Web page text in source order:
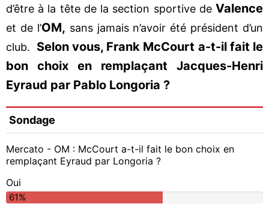
d’être à la tête de la section sportive de Valence
et de l’OM, sans jamais n’avoir été président d’un
club. Selon vous, Frank McCourt a-t-il fait le
bon choix en remplaçant Jacques-Henri
Eyraud par Pablo Longoria ?
Sondage
Mercato - OM : McCourt a-t-il fait le bon choix en
remplaçant Eyraud par Longoria ?
Oui
61%